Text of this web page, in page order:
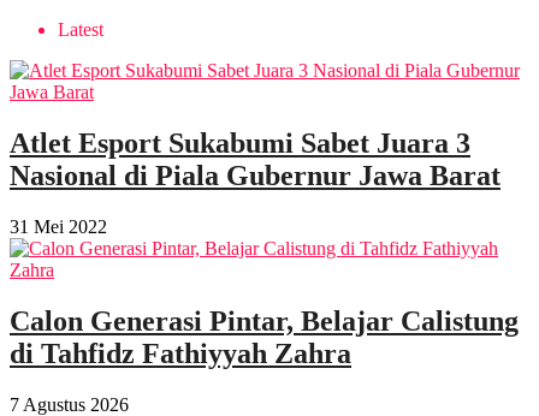
Latest
Atlet Esport Sukabumi Sabet Juara 3
Nasional di Piala Gubernur Jawa Barat
31 Mei 2022
Calon Generasi Pintar, Belajar Calistung
di Tahfidz Fathiyyah Zahra
7 Agustus 2026